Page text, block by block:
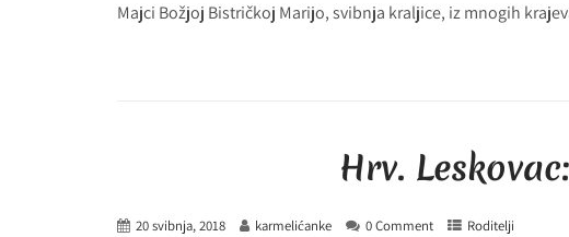
Majci Božjoj Bistričkoj Marijo, svibnja kraljice, iz mnogih
Hrv.
20 svibnja, 2018 karmelićanke 0 Comment Roditelji